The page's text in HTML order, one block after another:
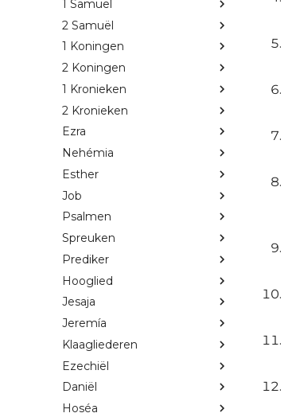
1 Samuël
2 Samuël
1 Koningen
2 Koningen
1 Kronieken
2 Kronieken
Ezra
Nehémia
Esther
Job
Psalmen
Spreuken
Prediker
Hooglied
Jesaja
Jeremía
Klaagliederen
Ezechiël
Daniël
Hoséa